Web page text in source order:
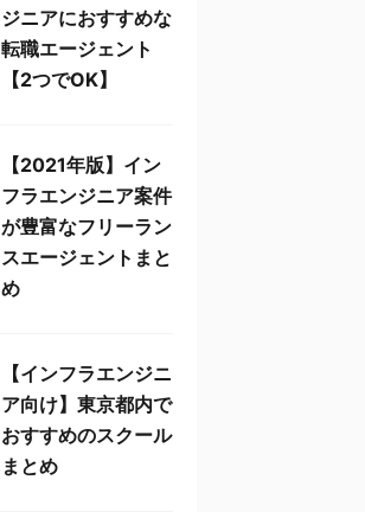
ジニアにおすすめな
転職エージェント
【2つでOK】
【2021年版】イン
フラエンジニア案件
が豊富なフリーラン
スエージェントまと
め
【インフラエンジニ
ア向け】東京都内で
おすすめのスクール
まとめ